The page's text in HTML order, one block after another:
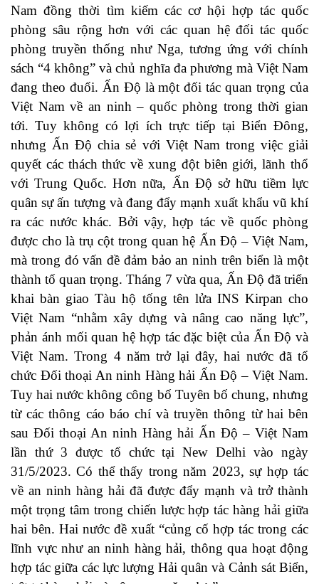
Nam đồng thời tìm kiếm các cơ hội hợp tác quốc
phòng sâu rộng hơn với các quan hệ đối tác quốc
phòng truyền thống như Nga, tương ứng với chính
sách “4 không” và chủ nghĩa đa phương mà Việt Nam
đang theo đuổi. Ấn Độ là một đối tác quan trọng của
Việt Nam về an ninh – quốc phòng trong thời gian
tới. Tuy không có lợi ích trực tiếp tại Biển Đông,
nhưng Ấn Độ chia sẻ với Việt Nam trong việc giải
quyết các thách thức về xung đột biên giới, lãnh thổ
với Trung Quốc. Hơn nữa, Ấn Độ sở hữu tiềm lực
quân sự ấn tượng và đang đẩy mạnh xuất khẩu vũ khí
ra các nước khác. Bởi vậy, hợp tác về quốc phòng
được cho là trụ cột trong quan hệ Ấn Độ – Việt Nam,
mà trong đó vấn đề đảm bảo an ninh trên biển là một
thành tố quan trọng. Tháng 7 vừa qua, Ấn Độ đã triển
khai bàn giao Tàu hộ tống tên lửa INS Kirpan cho
Việt Nam “nhằm xây dựng và nâng cao năng lực”,
phản ánh mối quan hệ hợp tác đặc biệt của Ấn Độ và
Việt Nam. Trong 4 năm trở lại đây, hai nước đã tổ
chức Đối thoại An ninh Hàng hải Ấn Độ – Việt Nam.
Tuy hai nước không công bố Tuyên bố chung, nhưng
từ các thông cáo báo chí và truyền thông từ hai bên
sau Đối thoại An ninh Hàng hải Ấn Độ – Việt Nam
lần thứ 3 được tổ chức tại New Delhi vào ngày
31/5/2023. Có thể thấy trong năm 2023, sự hợp tác
về an ninh hàng hải đã được đẩy mạnh và trở thành
một trọng tâm trong chiến lược hợp tác hàng hải giữa
hai bên. Hai nước đề xuất “củng cố hợp tác trong các
lĩnh vực như an ninh hàng hải, thông qua hoạt động
hợp tác giữa các lực lượng Hải quân và Cảnh sát Biển,